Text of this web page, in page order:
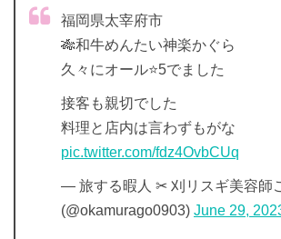
福岡県太宰府市
🎋和牛めんたい神楽かぐら
久々にオール⭐️5でました
接客も親切でした
料理と店内は言わずもがな
pic.twitter.com/fdz4OvbCUq
— 旅する暇人 ✂︎ 刈リスギ美容師
(@okamurago0903) June 29,